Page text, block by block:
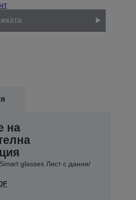
на
glasses Лист с данни/